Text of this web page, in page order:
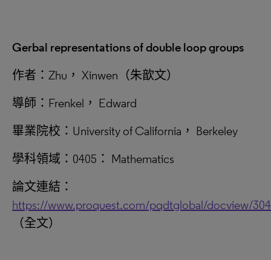
Gerbal representations of double loop groups
作者：Zhu， Xinwen（朱歆文）
導師：Frenkel， Edward
畢業院校：University of California， Berkeley
學科領域：0405： Mathematics
論文連結：
https://www.proquest.com/pqdtglobal/docview/
（全文）